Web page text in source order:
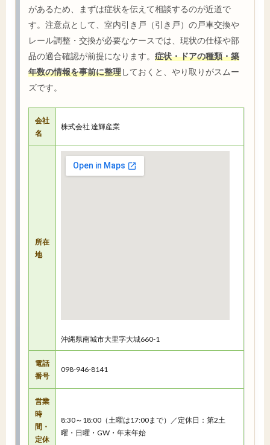
があるため、まずは症状を伝えて相談するのが近道で
す。注意点として、室内引き戸（引き戸）の戸車交換や
レール調整・交換が必要なケースでは、現状の仕様や部
品の適合確認が前提になります。 症状・ドアの種類・築
年数の情報を事前に整理しておくと、やり取りがスムー
ズです。
会社
名
株式会社 達輝産業
所在
地
沖縄県南城市大里字大城660-1
電話
番号
098-946-8141
営業
時
間・
定休
8:30～18:00（土曜は17:00まで）／定休日：第2土
曜・日曜・GW・年末年始